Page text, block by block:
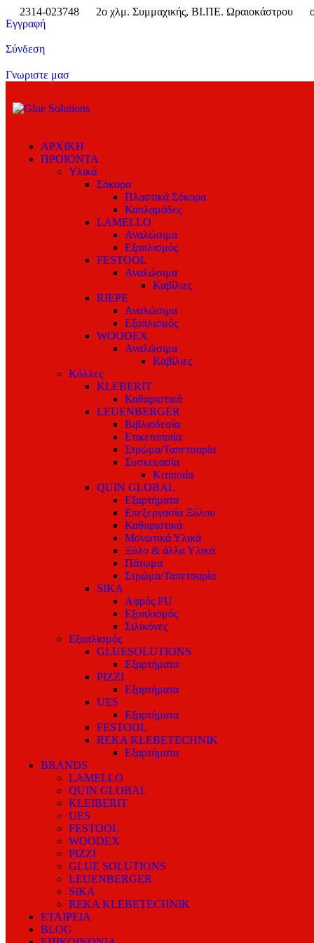
2314-023748 2ο χλμ. Συμμαχικής, ΒΙ.ΠΕ. Ωραιοκάστρου
Εγγραφή
Σύνδεση
Γνωριστε μασ
ΑΡΧΙΚΗ
ΠΡΟΙΟΝΤΑ
Υλικά
Σόκορα
Πλαστικά Σόκορα
Καπλαμάδες
LAMELLO
Αναλώσιμα
Εξοπλισμός
FESTOOL
Αναλώσιμα
Καβίλιες
RIEPE
Αναλώσιμα
Εξοπλισμός
WOODEX
Αναλώσιμα
Καβίλιες
Κόλλες
KLEBERIT
Καθαριστικά
LEUENBERGER
Βιβλιοδεσία
Ετικετοποιία
Στρώμα/Ταπετσαρία
Συσκευασία
Κιτιποιία
QUIN GLOBAL
Εξαρτήματα
Επεξεργασία Ξύλου
Καθαριστικά
Μονωτικά Υλικά
Ξύλο & άλλα Υλικά
Πάτωμα
Στρώμα/Ταπετσαρία
SIKA
Αφρός PU
Εξοπλισμός
Σιλικόνες
Εξοπλισμός
GLUESOLUTIONS
Εξαρτήματα
PIZZI
Εξαρτήματα
UES
Εξαρτήματα
FESTOOL
REKA KLEBETECHNIK
Εξαρτήματα
BRANDS
LAMELLO
QUIN GLOBAL
KLEIBERIT
UES
FESTOOL
WOODEX
PIZZI
GLUE SOLUTIONS
LEUENBERGER
SIKA
REKA KLEBETECHNIK
ΕΤΑΙΡΕΙΑ
BLOG